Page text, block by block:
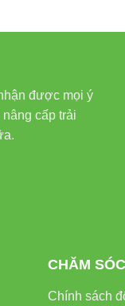
3. Nuôi
Ánh sáng từ đèn
được mọi ý
cấp trải
CHĂM
Chính sách